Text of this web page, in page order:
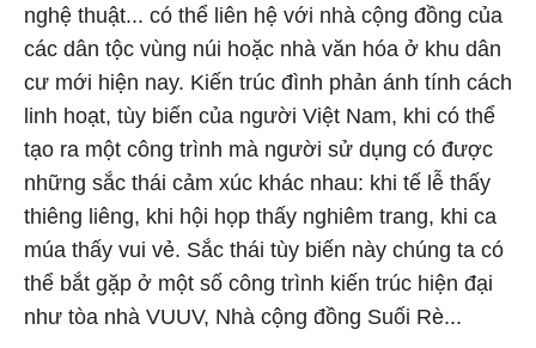
nghệ thuật... có thể liên hệ với nhà cộng đồng của
các dân tộc vùng núi hoặc nhà văn hóa ở khu dân
cư mới hiện nay. Kiến trúc đình phản ánh tính cách
linh hoạt, tùy biến của người Việt Nam, khi có thể
tạo ra một công trình mà người sử dụng có được
những sắc thái cảm xúc khác nhau: khi tế lễ thấy
thiêng liêng, khi hội họp thấy nghiêm trang, khi ca
múa thấy vui vẻ. Sắc thái tùy biến này chúng ta có
thể bắt gặp ở một số công trình kiến trúc hiện đại
như tòa nhà VUUV, Nhà cộng đồng Suối Rè...